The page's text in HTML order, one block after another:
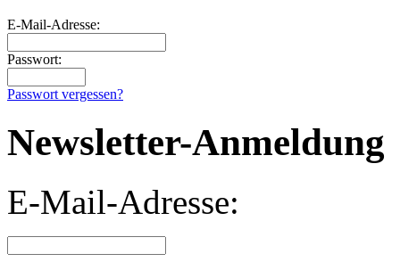
E-Mail-Adresse:
Passwort:
Passwort vergessen?
Newsletter-Anmeldung
E-Mail-Adresse: